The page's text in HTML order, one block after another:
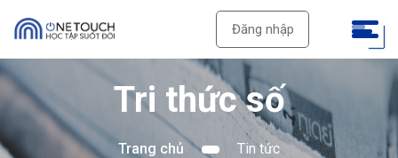
Đăng nhập
Tri thức số
Trang chủ Tin tức